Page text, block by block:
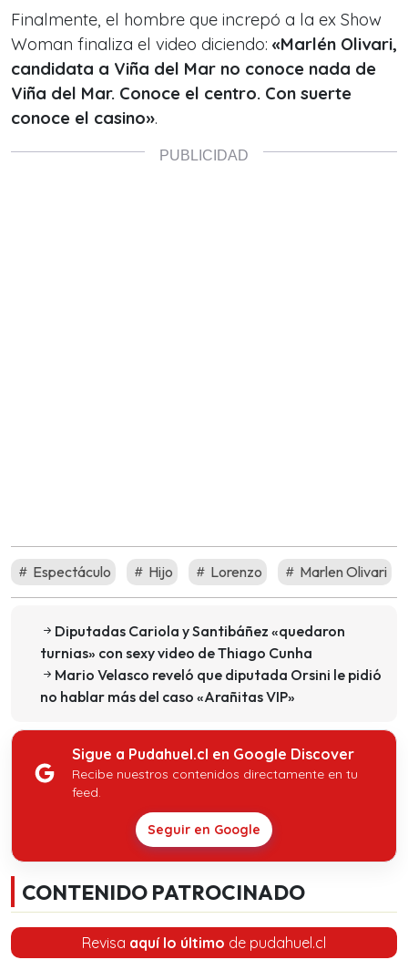
Finalmente, el hombre que increpó a la ex Show
Woman finaliza el video diciendo: «Marlén Olivari,
candidata a Viña del Mar no conoce nada de
Viña del Mar. Conoce el centro. Con suerte
conoce el casino».
Espectáculo Hijo Lorenzo Marlen Olivari
Diputadas Cariola y Santibáñez «quedaron
turnias» con sexy video de Thiago Cunha
Mario Velasco reveló que diputada Orsini le pidió
no hablar más del caso «Arañitas VIP»
Sigue a Pudahuel.cl en Google Discover
Recibe nuestros contenidos directamente en tu
feed.
Seguir en Google
CONTENIDO PATROCINADO
Revisa aquí lo último de pudahuel.cl